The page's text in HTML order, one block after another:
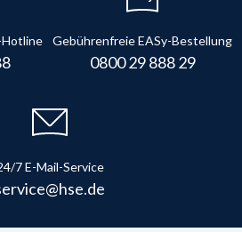
Gebührenfreie EASy-Bestellung
0800 29 888 29
7 E-Mail-Service